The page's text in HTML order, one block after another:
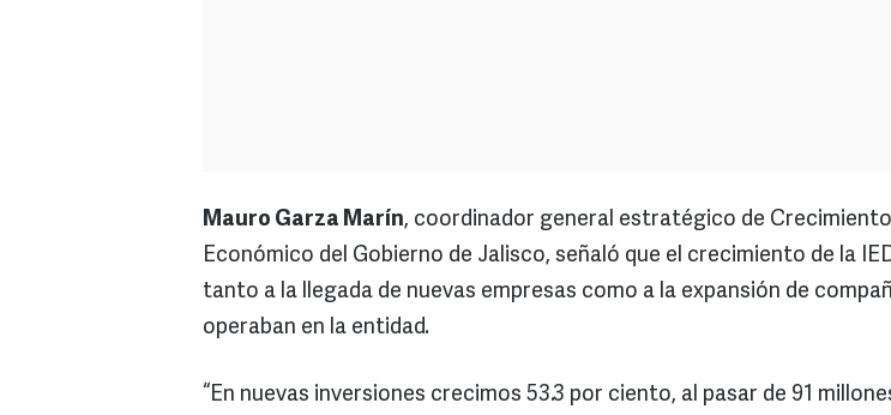
Mauro Garza Marín, coordinador general estratégico de
Económico del Gobierno de Jalisco, señaló que el crecimiento de la
tanto a la llegada de nuevas empresas como a la expansión de
operaban en la entidad.
“En nuevas inversiones crecimos 53.3 por ciento, al pasar de 91